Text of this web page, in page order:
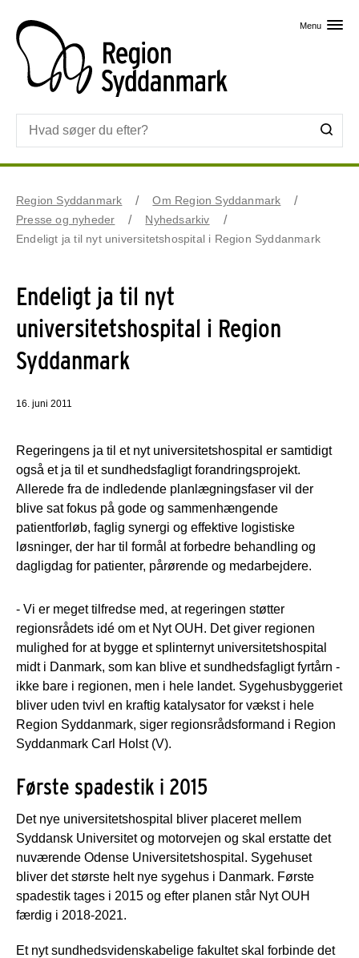
Menu
Region Syddanmark
Om Region Syddanmark
Presse og nyheder
Nyhedsarkiv
Endeligt ja til nyt universitetshospital i Region Syddanmark
Endeligt ja til nyt
universitetshospital i Region
Syddanmark
16. juni 2011
Regeringens ja til et nyt universitetshospital er samtidigt
også et ja til et sundhedsfagligt forandringsprojekt.
Allerede fra de indledende planlægningsfaser vil der
blive sat fokus på gode og sammenhængende
patientforløb, faglig synergi og effektive logistiske
løsninger, der har til formål at forbedre behandling og
dagligdag for patienter, pårørende og medarbejdere.
- Vi er meget tilfredse med, at regeringen støtter
regionsrådets idé om et Nyt OUH. Det giver regionen
mulighed for at bygge et splinternyt universitetshospital
midt i Danmark, som kan blive et sundhedsfagligt fyrtårn -
ikke bare i regionen, men i hele landet. Sygehusbyggeriet
bliver uden tvivl en kraftig katalysator for vækst i hele
Region Syddanmark, siger regionsrådsformand i Region
Syddanmark Carl Holst (V).
Første spadestik i 2015
Det nye universitetshospital bliver placeret mellem
Syddansk Universitet og motorvejen og skal erstatte det
nuværende Odense Universitetshospital. Sygehuset
bliver det største helt nye sygehus i Danmark. Første
spadestik tages i 2015 og efter planen står Nyt OUH
færdig i 2018-2021.
Et nyt sundhedsvidenskabelige fakultet skal forbinde det